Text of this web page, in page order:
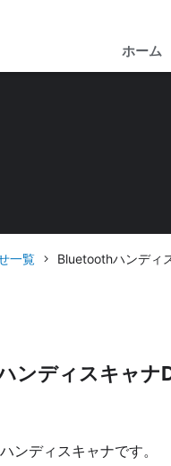
ホーム
一覧 Bluetoothハンディ
ンディスキャナ
ンディスキャナです。